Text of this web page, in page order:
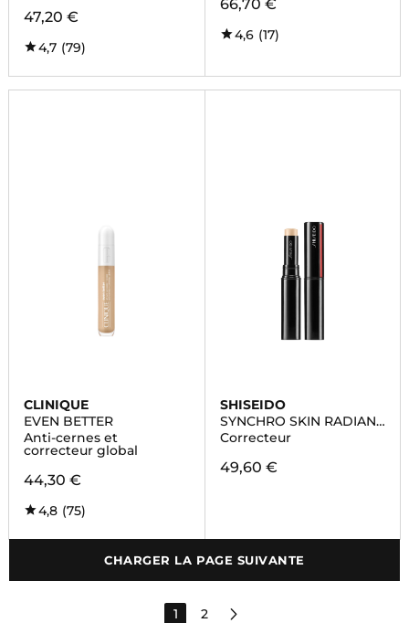
47,20 €
4,7 (79)
66,70 €
4,6 (17)
CLINIQUE
EVEN BETTER
Anti-cernes et
correcteur global
44,30 €
4,8 (75)
SHISEIDO
SYNCHRO SKIN RADIANT
LIFTING
Correcteur
49,60 €
CHARGER LA PAGE SUIVANTE
1 2